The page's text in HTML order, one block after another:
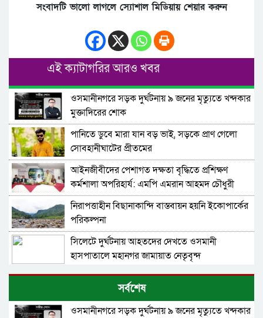
সংবাদটি ভালো লাগলে স্যোশাল মিডিয়ায় শেয়ার করুন
এই ক্যাটাগরির আরও খবর
ওসমানীনগরে সড়ক দুর্ঘটনায় ৯ জনের মৃত্যুতে খন্দকার
মুক্তাদিরের শোক
পানিতে ডুবে মারা যান বড় ভাই, সড়কে প্রাণ গেলো
সোবহানীঘাটের প্রীতমের
আইনজীবীদের পেশাগত দক্ষতা বৃদ্ধিতে প্রশিক্ষণ
কর্মশালা অপরিহার্য: এমপি এমরান আহমদ চৌধুরী
নিরাপত্তাহীন বিছানাকান্দি বাস্তবায়ন হয়নি ইকোপার্কের
পরিকল্পনা
সিলেটে দুর্ঘটনায় আহতদের দেখতে ওসমানী
হাসপাতালে মহানগর জামায়াত নেতৃবৃন্দ
৫ বন্ধু সিলেটে এসেছিলেন ঘুরতে, ফেরার পথে
দুর্ঘটনায় মারা যান সাইফুল
সিলেটের সড়ক দুর্ঘটনায় বাউল শিল্পী পেহেলী ভৈরবী
সর্বশেষ
ওসমানীনগরে সড়ক দুর্ঘটনায় ৯ জনের মৃত্যুতে খন্দকার